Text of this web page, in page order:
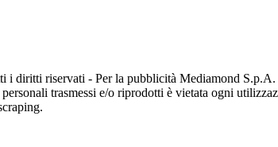
diritti riservati - Per la pubblicità Mediamond
trasmessi e/o riprodotti è vietata ogni